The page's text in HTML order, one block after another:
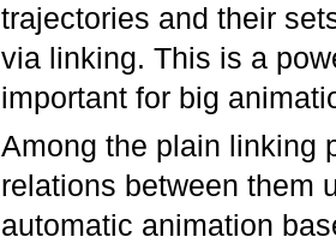
trajectories and their
via linking. This is a
important for big
Among the plain linking
relations between them
automatic animation